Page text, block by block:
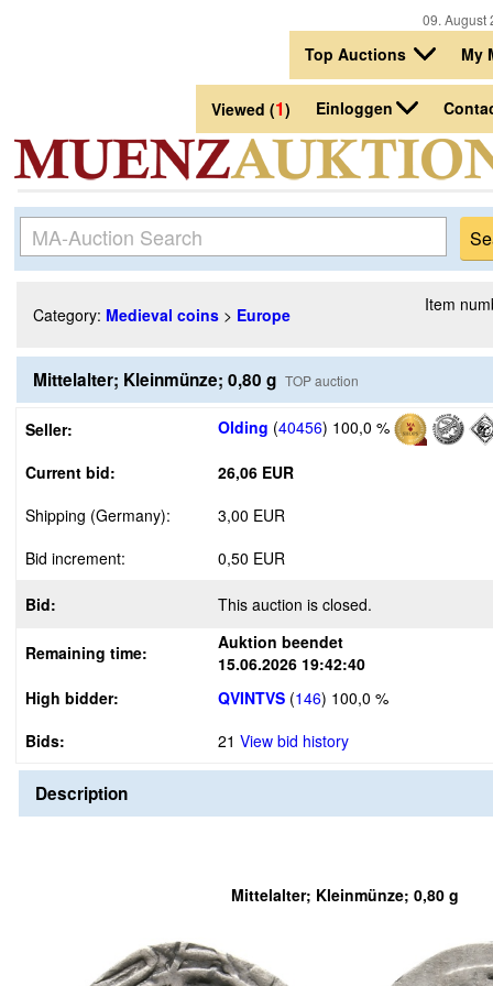
09.
Top Auctions My
Viewed (1) Einloggen
Category: Medieval coins > Europe Item
Mittelalter; Kleinmünze; 0,80 g TOP auction
Seller: Olding (40456) 100,0 %
Current bid:
26,06 EUR
Shipping (Germany):
3,00 EUR
Bid increment:
0,50 EUR
Bid: This auction is closed.
Remaining time:
Auktion beendet
15.06.2026 19:42:40
High bidder:
QVINTVS (146) 100,0 %
Bids:
21 View bid history
Description
Mittelalter; Kleinmünze; 0,80 g